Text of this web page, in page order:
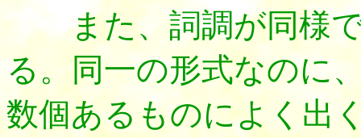
また、詞調が同様で
る。同一の形式なのに
数個あるものによく出